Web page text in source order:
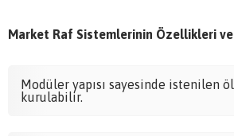
Market Raf Sistemlerinin Özellikleri ve
Modüler yapısı sayesinde istenilen
kurulabilir.